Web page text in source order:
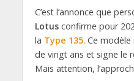
C’est l’annonce que
Lotusconfirme pour
la Type 135. Ce modèle
de vingt ans et signe le
Mais attention,